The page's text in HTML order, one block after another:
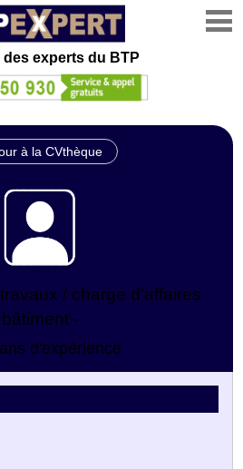
des experts du BTP
à la CVthèque
/ charge d'affaires
bâtiment -
d'expérience